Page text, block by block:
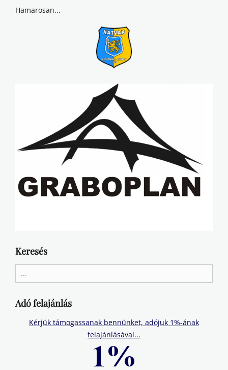
Hamarosan...
Keresés
for:
Adó felajánlás
Kérjük támogassanak bennünket, adójuk 1%-ának
felajánlásával...